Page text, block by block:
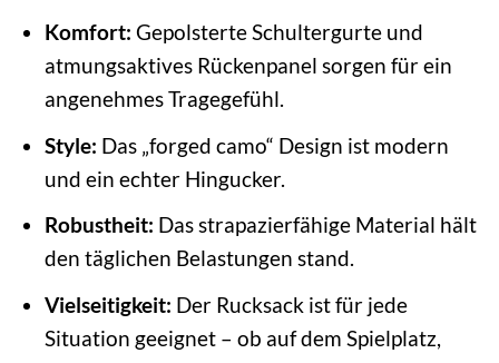
Komfort: Gepolsterte Schultergurte und
atmungsaktives Rückenpanel sorgen für ein
angenehmes Tragegefühl.
Style: Das „forged camo“ Design ist modern
und ein echter Hingucker.
Robustheit: Das strapazierfähige Material hält
den täglichen Belastungen stand.
Vielseitigkeit: Der Rucksack ist für jede
Situation geeignet – ob auf dem Spielplatz,